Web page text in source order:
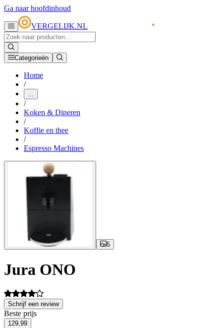
Ga naar hoofdinhoud
VERGELIJK.NL
Categorieën
Home
/
...
/
Koken & Dineren
/
Koffie en thee
/
Espresso Machines
5
Jura ONO
Schrijf een review
Beste prijs
129,99